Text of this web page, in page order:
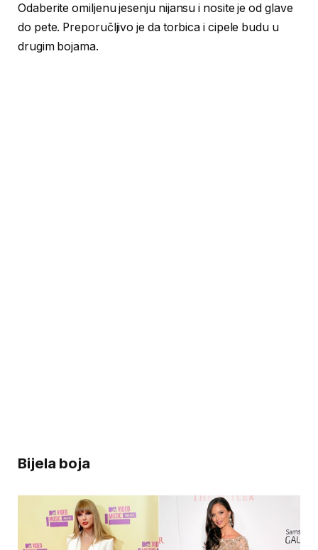
Odaberite omiljenu jesenju nijansu i nosite je od glave
do pete. Preporučljivo je da torbica i cipele budu u
drugim bojama.
Bijela boja